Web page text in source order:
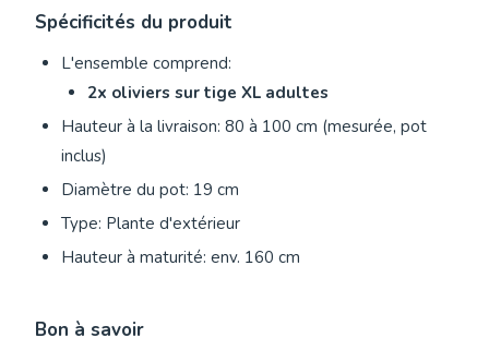
Spécificités du produit
L'ensemble comprend:
2x oliviers sur tige XL adultes
Hauteur à la livraison: 80 à 100 cm (mesurée, pot
inclus)
Diamètre du pot: 19 cm
Type: Plante d'extérieur
Hauteur à maturité: env. 160 cm
Bon à savoir